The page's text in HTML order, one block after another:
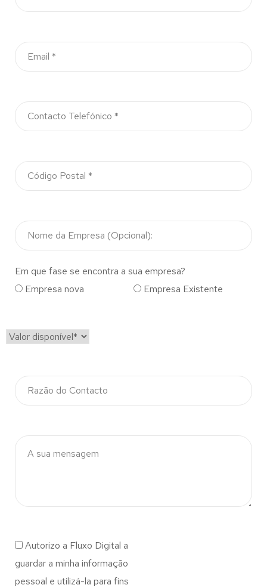
Em que fase se encontra a sua empresa?
Empresa nova
Empresa Existente
Autorizo a Fluxo Digital a
guardar a minha informação
pessoal e utilizá-la para fins